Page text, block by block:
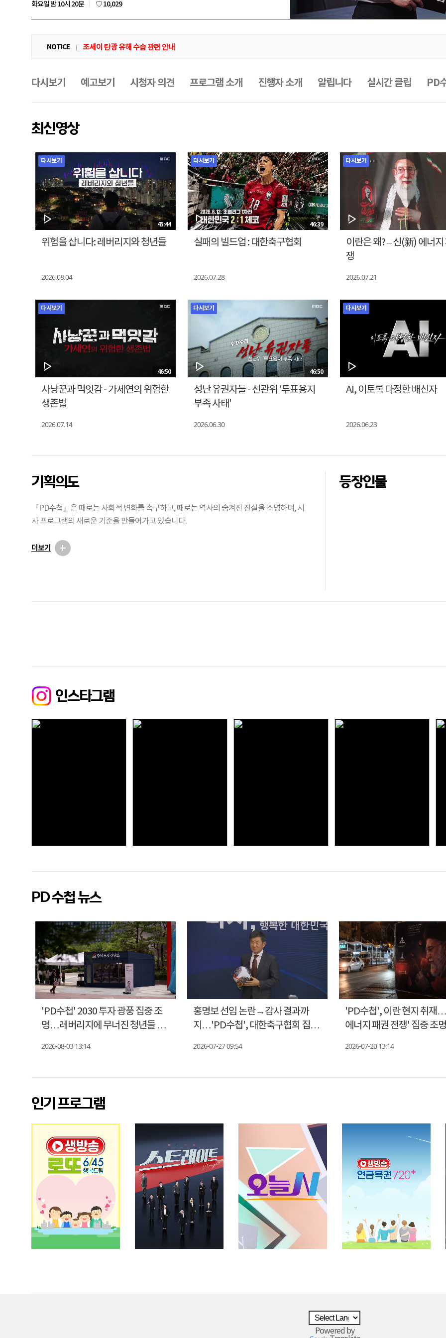
화요일 밤 10시 20분
좋
요
♡ 10,029
NOTICE 조세이 탄광 유해 수습 관련 안내
다시보기 예고보기 시청자 의견 프로그램 소개 진행자 소개 알립니다 실시간 클립 PD
최신영상
다시보기
45:44
위험을 삽니다: 레버리지와 청년들
2026.08.04
다시보기
46:39
실패의 빌드업 : 대한축구협회
2026.07.28
다시보기
이란은 왜? – 신(新) 에너지
쟁
2026.07.21
다시보기
46:50
사냥꾼과 먹잇감 - 가세연의 위험한
생존법
2026.07.14
다시보기
46:50
성난 유권자들 - 선관위 '투표용지
부족 사태'
2026.06.30
다시보기
AI, 이토록 다정한 배신자
2026.06.23
기획의도
『PD수첩』은 때로는 사회적 변화를 촉구하고, 때로는 역사의 숨겨진 진실을 조명하며, 시
사 프로그램의 새로운 기준을 만들어가고 있습니다.
더보기
등장인물
인스타그램
PD 수첩 뉴스
'PD수첩' 2030 투자 광풍 집중 조
명…레버리지에 무너진 청년들 현
2026-08-03 13:14
홍명보 선임 논란→감사 결과까
지…'PD수첩', 대한축구협회 집중
2026-07-27 09:54
'PD수첩', 이란 현지 취재
에너지 패권 전쟁' 집중 조명
2026-07-20 13:14
인기 프로그램
Powered by